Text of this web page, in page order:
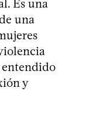
Es una
una
entendido
y